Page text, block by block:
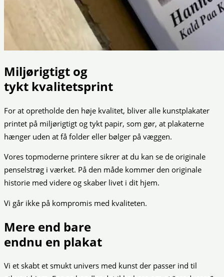
Miljørigtigt og
tykt kvalitetsprint
For at opretholde den høje kvalitet, bliver alle kunstplakater
printet på miljørigtigt og tykt papir, som gør, at plakaterne
hænger uden at få folder eller bølger på væggen.
Vores topmoderne printere sikrer at du kan se de originale
penselstrøg i værket. På den måde kommer den originale
historie med videre og skaber livet i dit hjem.
Vi går ikke på kompromis med kvaliteten.
Mere end bare
endnu en plakat
Vi et skabt et smukt univers med kunst der passer ind til